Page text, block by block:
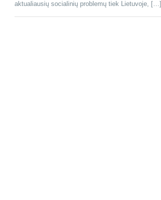
aktualiausių socialinių problemų tiek Lietuvoje, […]